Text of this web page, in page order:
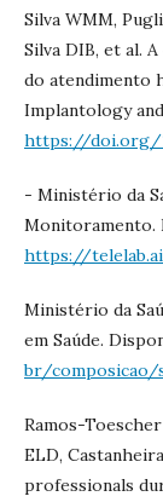
Silva WMM,
Silva DIB, et al.
do atendimento
Implantology
https://doi.org/
- Ministério da
Monitoramento.
https://
Ministério da
em Saúde.
br/composicao/
Ramos-
ELD,
professionals